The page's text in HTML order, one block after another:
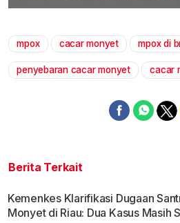
mpox cacar monyet mpox di
penyebaran cacar monyet cacar
Berita Terkait
Kemenkes Klarifikasi Dugaan
Monyet di Riau: Dua Kasus Masih